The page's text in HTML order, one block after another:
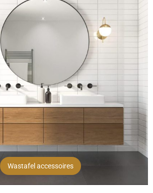
Wastafel accessoires